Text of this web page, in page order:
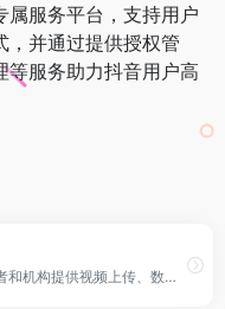
属服务平台，支持用户
，并通过提供授权管
等服务助力抖音用户高
小红书创作服务平台为小红书创作者和机构提供视频上传、数据分析、粉丝管理、创作指导等多项运营服务，助力用户解锁更多创作者专属功能，体验高效创作！